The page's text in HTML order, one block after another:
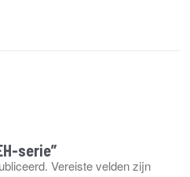
serie”
Vereiste velden zijn